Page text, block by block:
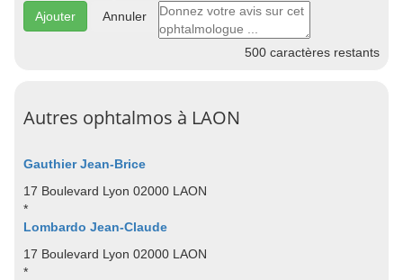
Annuler
500 caractères restants
Autres ophtalmos à LAON
Gauthier Jean-Brice
17 Boulevard Lyon 02000 LAON
*
Lombardo Jean-Claude
17 Boulevard Lyon 02000 LAON
*